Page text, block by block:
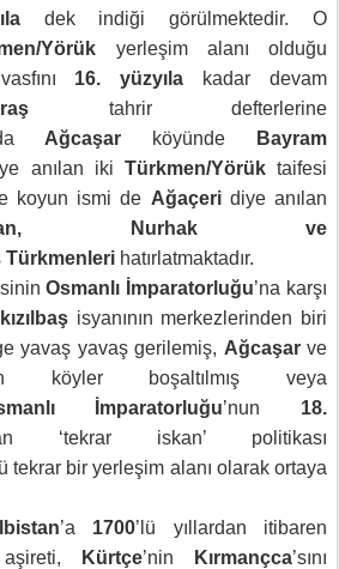
dek indiği görülmektedir. O
Yörük yerleşim alanı olduğu
16. yüzyıla
kadar devam
tahrir defterlerine
Ağcaşar köyünde Bayram
anılan iki Türkmen/Yörüktaifesi
koyun ismi de Ağaçeri diye anılan
Nurhak ve
Türkmenleri hatırlatmaktadır.
Osmanlı İmparatorluğu’na karşı
isyanının merkezlerinden biri
yavaş yavaş gerilemiş, Ağcaşarve
köyler boşaltılmış veya
İmparatorluğu’nun 18.
‘tekrar iskan’ politikası
tekrar bir yerleşim alanı olarak ortaya
’a 1700’lü yıllardan itibaren
aşireti, Kürtçe’nin Kırmançca’sını